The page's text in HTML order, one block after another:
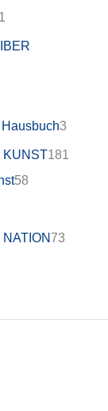
3
KUNST181
58
73